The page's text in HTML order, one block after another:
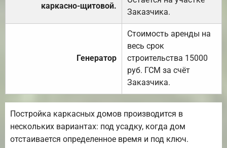
каркасно-щитовой.
Заказчика.
Генератор
Стоимость аренды на
весь срок
строительства 15000
руб. ГСМ за счёт
Заказчика.
Постройка каркасных домов производится в
нескольких вариантах: под усадку, когда дом
отстаивается определенное время и под ключ.